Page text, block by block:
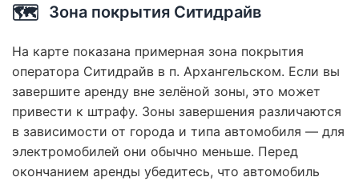
🗺️ Зона покрытия Ситидрайв
На карте показана примерная зона покрытия
оператора Ситидрайв в п. Архангельском. Если вы
завершите аренду вне зелёной зоны, это может
привести к штрафу. Зоны завершения различаются
в зависимости от города и типа автомобиля — для
электромобилей они обычно меньше. Перед
окончанием аренды убедитесь, что автомобиль